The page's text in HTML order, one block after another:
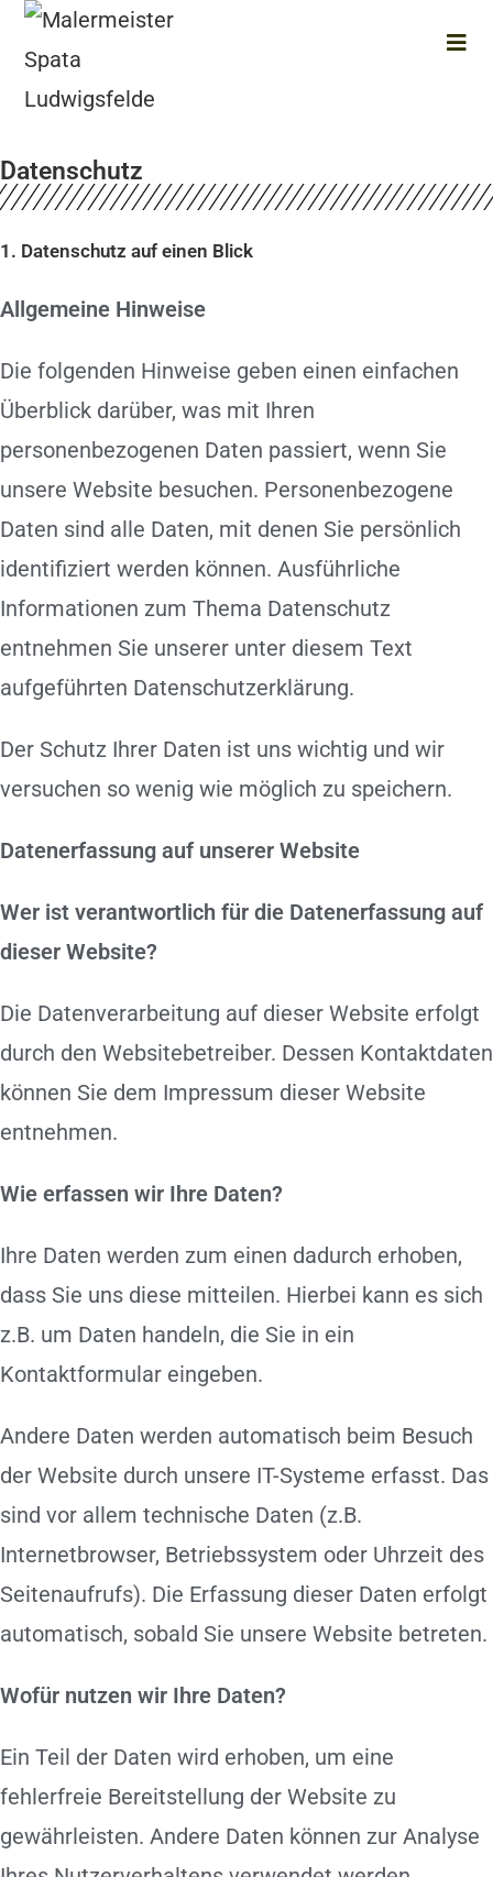
Datenschutz
1. Datenschutz auf einen Blick
Allgemeine Hinweise
Die folgenden Hinweise geben einen einfachen
Überblick darüber, was mit Ihren
personenbezogenen Daten passiert, wenn Sie
unsere Website besuchen. Personenbezogene
Daten sind alle Daten, mit denen Sie persönlich
identifiziert werden können. Ausführliche
Informationen zum Thema Datenschutz
entnehmen Sie unserer unter diesem Text
aufgeführten Datenschutzerklärung.
Der Schutz Ihrer Daten ist uns wichtig und wir
versuchen so wenig wie möglich zu speichern.
Datenerfassung auf unserer Website
Wer ist verantwortlich für die Datenerfassung auf
dieser Website?
Die Datenverarbeitung auf dieser Website erfolgt
durch den Websitebetreiber. Dessen Kontaktdaten
können Sie dem Impressum dieser Website
entnehmen.
Wie erfassen wir Ihre Daten?
Ihre Daten werden zum einen dadurch erhoben,
dass Sie uns diese mitteilen. Hierbei kann es sich
z.B. um Daten handeln, die Sie in ein
Kontaktformular eingeben.
Andere Daten werden automatisch beim Besuch
der Website durch unsere IT-Systeme erfasst. Das
sind vor allem technische Daten (z.B.
Internetbrowser, Betriebssystem oder Uhrzeit des
Seitenaufrufs). Die Erfassung dieser Daten erfolgt
automatisch, sobald Sie unsere Website betreten.
Wofür nutzen wir Ihre Daten?
Ein Teil der Daten wird erhoben, um eine
fehlerfreie Bereitstellung der Website zu
gewährleisten. Andere Daten können zur Analyse